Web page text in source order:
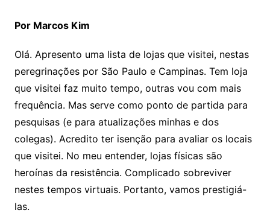
Por Marcos Kim
Olá. Apresento uma lista de lojas que visitei, nestas
peregrinações por São Paulo e Campinas. Tem loja
que visitei faz muito tempo, outras vou com mais
frequência. Mas serve como ponto de partida para
pesquisas (e para atualizações minhas e dos
colegas). Acredito ter isenção para avaliar os locais
que visitei. No meu entender, lojas físicas são
heroínas da resistência. Complicado sobreviver
nestes tempos virtuais. Portanto, vamos prestigiá-
las.